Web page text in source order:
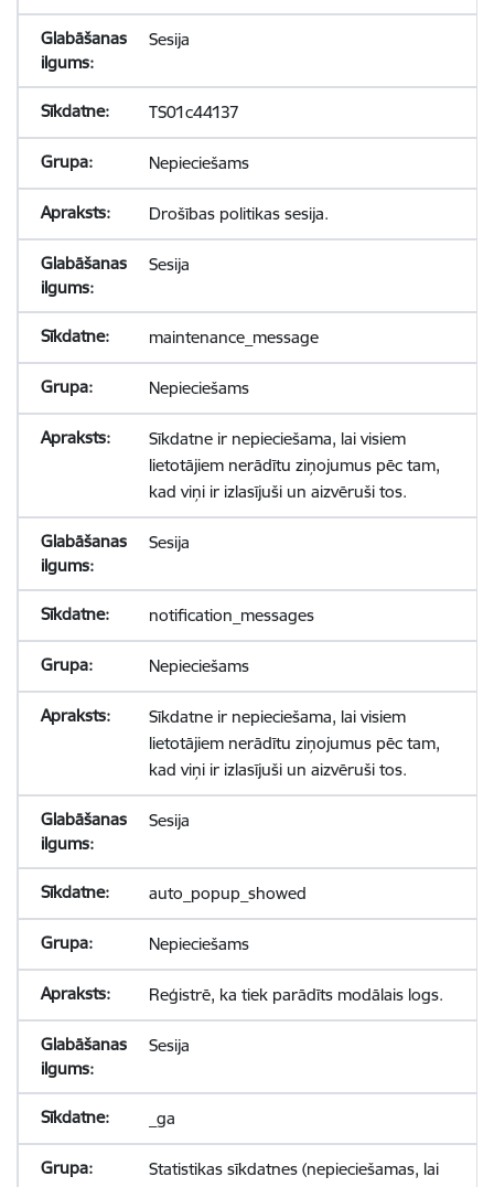
Sesija
TS01c44137
Nepieciešams
Drošības politikas sesija.
Sesija
maintenance_message
Nepieciešams
Sīkdatne ir nepieciešama, lai visiem
lietotājiem nerādītu ziņojumus pēc tam,
kad viņi ir izlasījuši un aizvēruši tos.
Sesija
notification_messages
Nepieciešams
Sīkdatne ir nepieciešama, lai visiem
lietotājiem nerādītu ziņojumus pēc tam,
kad viņi ir izlasījuši un aizvēruši tos.
Sesija
auto_popup_showed
Nepieciešams
Reģistrē, ka tiek parādīts modālais logs.
Sesija
_ga
Statistikas sīkdatnes (nepieciešamas, lai